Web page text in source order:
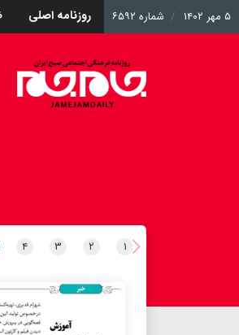
۵ مهر ۱۴۰۲ شماره ۶۵۹۲ روزنامه اصلی
۱ ۲ ۳ ۴